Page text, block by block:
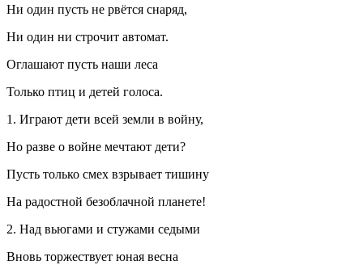
Ни один пусть не рвётся снаряд,
Ни один ни строчит автомат.
Оглашают пусть наши леса
Только птиц и детей голоса.
1. Играют дети всей земли в войну,
Но разве о войне мечтают дети?
Пусть только смех взрывает тишину
На радостной безоблачной планете!
2. Над вьюгами и стужами седыми
Вновь торжествует юная весна